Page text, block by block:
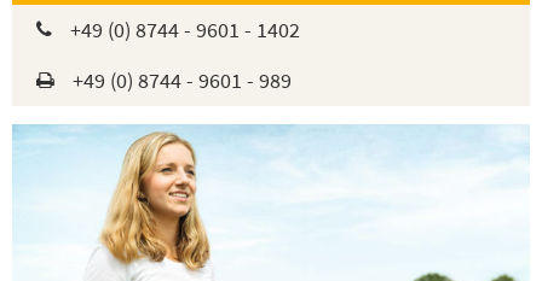
+49 (0) 8744 - 9601 - 1402
+49 (0) 8744 - 9601 - 989